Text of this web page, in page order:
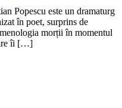
Popescu este un dramaturg
în poet, surprins de
morții în momentul
îi […]